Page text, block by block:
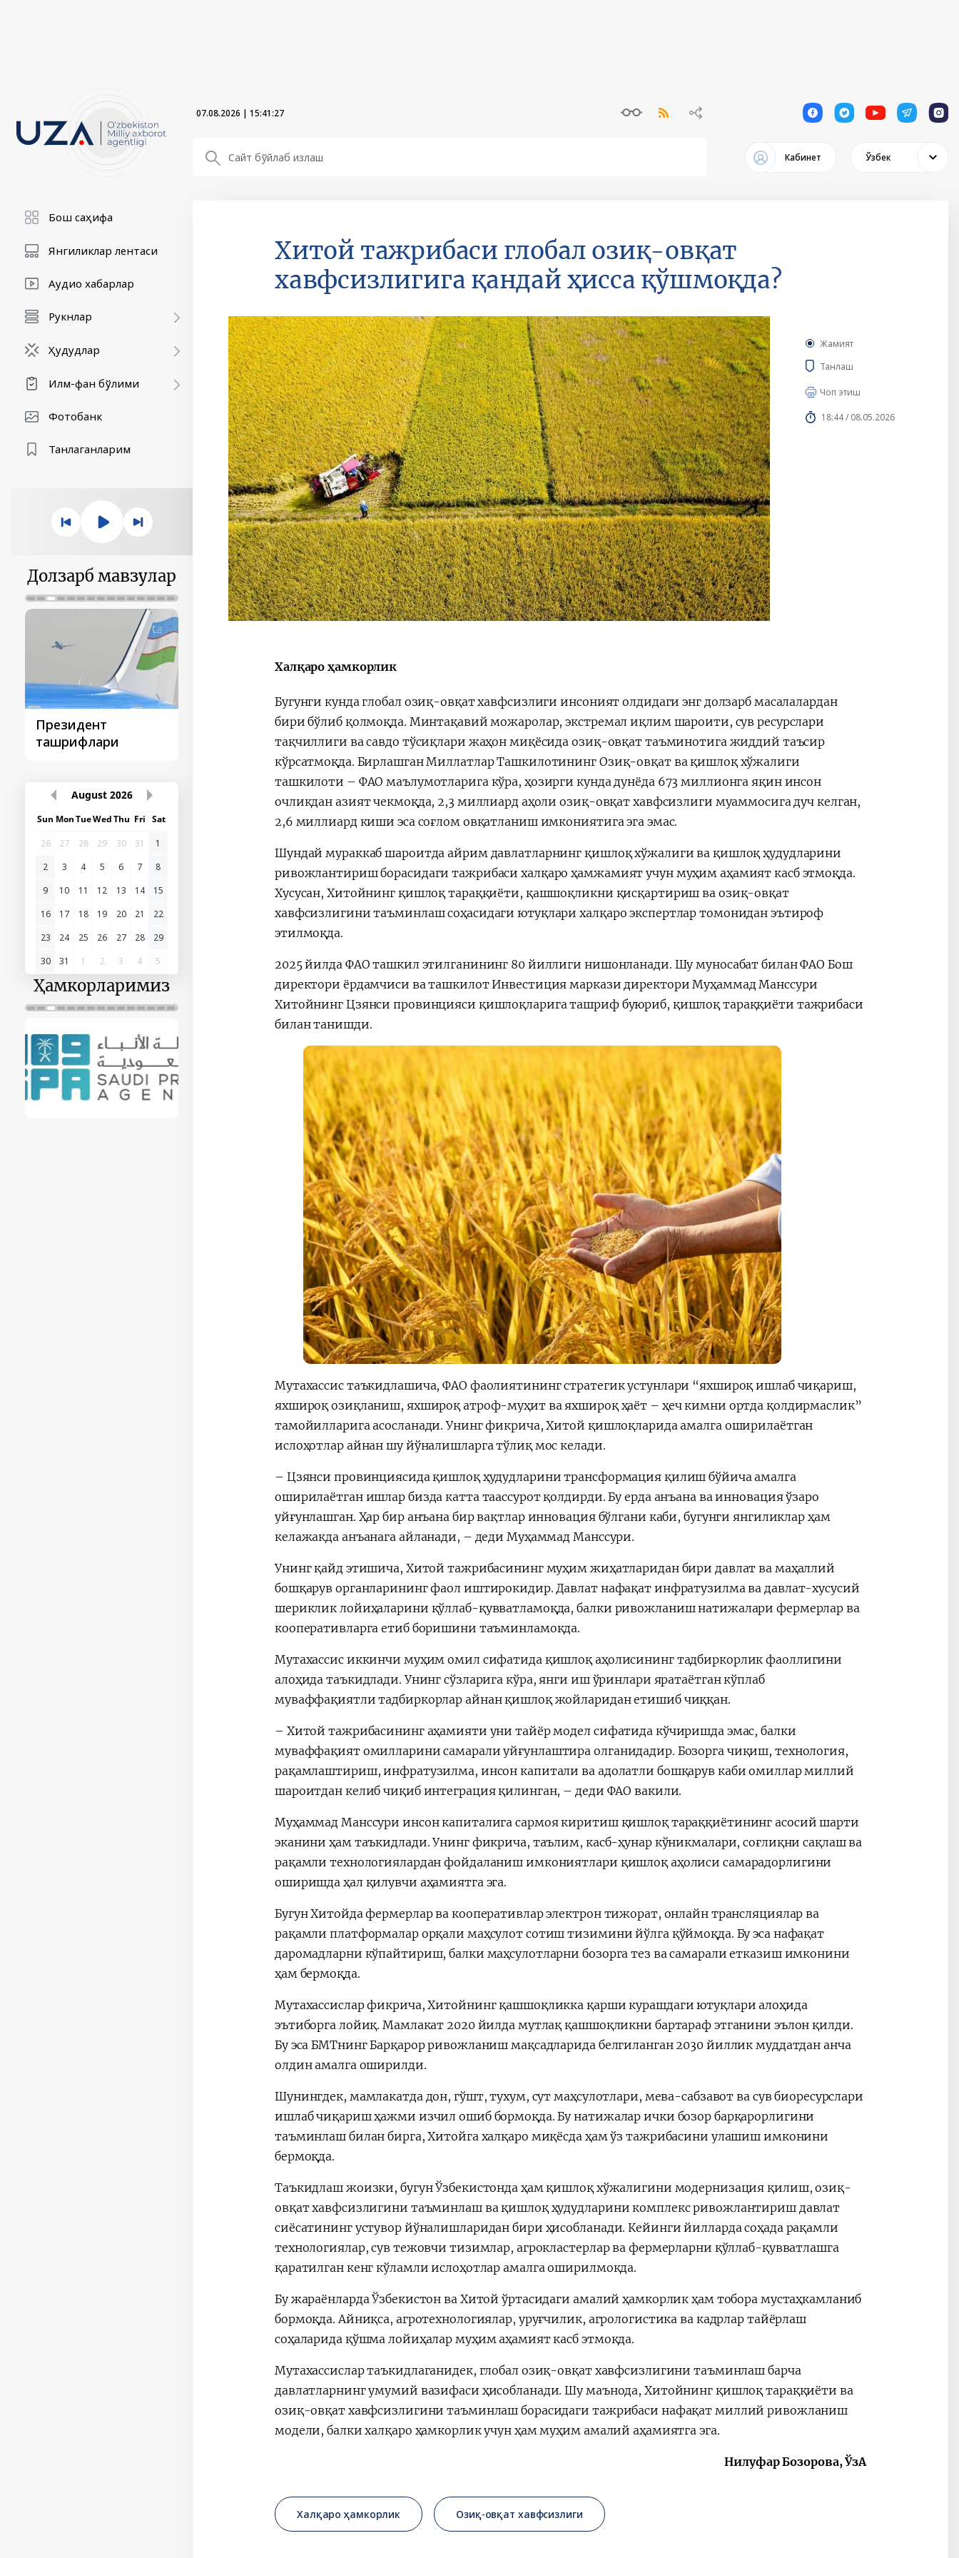
07.08.2026 | 15:41:28 1 1 1 1 1
Кабинет Ўзбек
Бош саҳифа
Янгиликлар лентаси
Аудио хабарлар
Рукнлар
Ҳудудлар
Илм-фан бўлими
Фотобанк
Танлаганларим
Долзарб мавзулар
Президент
ташрифлари
Қарор ва ижро
“Ўзбекистон – 2030”
стратегияси
Президент Шавкат
Мирзиёев
раислигида
ўтказилган
видеоселектор
йиғилишлари
2026 йил –
Маҳаллани
ривожлантириш ва
жамиятни
юксалтириш йили
August 2026
Sun MonTueWedThu Fri Sat
26
27 28 29 30 31
1
2
3 4 5 6 7
8
9
10 11 12 13 14
15
16
17 18 19 20 21
22
23
24 25 26 27 28
29
30
31 1 2 3 4 5
Ҳамкорларимиз
Хитой тажрибаси глобал озиқ-овқат
хавфсизлигига қандай ҳисса қўшмоқда?
Жамият
Танлаш
Чоп этиш
18:44 / 08.05.2026
Халқаро ҳамкорлик
Бугунги кунда глобал озиқ-овқат хавфсизлиги инсоният олдидаги энг долзарб масалалардан
бири бўлиб қолмоқда. Минтақавий можаролар, экстремал иқлим шароити, сув ресурслари
тақчиллиги ва савдо тўсиқлари жаҳон миқёсида озиқ-овқат таъминотига жиддий таъсир
кўрсатмоқда. Бирлашган Миллатлар Ташкилотининг Озиқ-овқат ва қишлоқ хўжалиги
ташкилоти – ФАО маълумотларига кўра, ҳозирги кунда дунёда 673 миллионга яқин инсон
очликдан азият чекмоқда, 2,3 миллиард аҳоли озиқ-овқат хавфсизлиги муаммосига дуч келган,
2,6 миллиард киши эса соғлом овқатланиш имкониятига эга эмас.
Шундай мураккаб шароитда айрим давлатларнинг қишлоқ хўжалиги ва қишлоқ ҳудудларини
ривожлантириш борасидаги тажрибаси халқаро ҳамжамият учун муҳим аҳамият касб этмоқда.
Хусусан, Хитойнинг қишлоқ тараққиёти, қашшоқликни қисқартириш ва озиқ-овқат
хавфсизлигини таъминлаш соҳасидаги ютуқлари халқаро экспертлар томонидан эътироф
этилмоқда.
2025 йилда ФАО ташкил этилганининг 80 йиллиги нишонланади. Шу муносабат билан ФАО Бош
директори ёрдамчиси ва ташкилот Инвестиция маркази директори Муҳаммад Манссури
Хитойнинг Цзянси провинцияси қишлоқларига ташриф буюриб, қишлоқ тараққиёти тажрибаси
билан танишди.
Мутахассис таъкидлашича, ФАО фаолиятининг стратегик устунлари “яхшироқ ишлаб чиқариш,
яхшироқ озиқланиш, яхшироқ атроф-муҳит ва яхшироқ ҳаёт – ҳеч кимни ортда қолдирмаслик”
тамойилларига асосланади. Унинг фикрича, Хитой қишлоқларида амалга оширилаётган
ислоҳотлар айнан шу йўналишларга тўлиқ мос келади.
– Цзянси провинциясида қишлоқ ҳудудларини трансформация қилиш бўйича амалга
оширилаётган ишлар бизда катта таассурот қолдирди. Бу ерда анъана ва инновация ўзаро
уйғунлашган. Ҳар бир анъана бир вақтлар инновация бўлгани каби, бугунги янгиликлар ҳам
келажакда анъанага айланади, – деди Муҳаммад Манссури.
Унинг қайд этишича, Хитой тажрибасининг муҳим жиҳатларидан бири давлат ва маҳаллий
бошқарув органларининг фаол иштирокидир. Давлат нафақат инфратузилма ва давлат-хусусий
шериклик лойиҳаларини қўллаб-қувватламоқда, балки ривожланиш натижалари фермерлар ва
кооперативларга етиб боришини таъминламоқда.
Мутахассис иккинчи муҳим омил сифатида қишлоқ аҳолисининг тадбиркорлик фаоллигини
алоҳида таъкидлади. Унинг сўзларига кўра, янги иш ўринлари яратаётган кўплаб
муваффақиятли тадбиркорлар айнан қишлоқ жойларидан етишиб чиққан.
– Хитой тажрибасининг аҳамияти уни тайёр модел сифатида кўчиришда эмас, балки
муваффақият омилларини самарали уйғунлаштира олганидадир. Бозорга чиқиш, технология,
рақамлаштириш, инфратузилма, инсон капитали ва адолатли бошқарув каби омиллар миллий
шароитдан келиб чиқиб интеграция қилинган, – деди ФАО вакили.
Муҳаммад Манссури инсон капиталига сармоя киритиш қишлоқ тараққиётининг асосий шарти
эканини ҳам таъкидлади. Унинг фикрича, таълим, касб-ҳунар кўникмалари, соғлиқни сақлаш ва
рақамли технологиялардан фойдаланиш имкониятлари қишлоқ аҳолиси самарадорлигини
оширишда ҳал қилувчи аҳамиятга эга.
Бугун Хитойда фермерлар ва кооперативлар электрон тижорат, онлайн трансляциялар ва
рақамли платформалар орқали маҳсулот сотиш тизимини йўлга қўймоқда. Бу эса нафақат
даромадларни кўпайтириш, балки маҳсулотларни бозорга тез ва самарали етказиш имконини
ҳам бермоқда.
Мутахассислар фикрича, Хитойнинг қашшоқликка қарши курашдаги ютуқлари алоҳида
эътиборга лойиқ. Мамлакат 2020 йилда мутлақ қашшоқликни бартараф этганини эълон қилди.
Бу эса БМТнинг Барқарор ривожланиш мақсадларида белгиланган 2030 йиллик муддатдан анча
олдин амалга оширилди.
Шунингдек, мамлакатда дон, гўшт, тухум, сут маҳсулотлари, мева-сабзавот ва сув биоресурслари
ишлаб чиқариш ҳажми изчил ошиб бормоқда. Бу натижалар ички бозор барқарорлигини
таъминлаш билан бирга, Хитойга халқаро миқёсда ҳам ўз тажрибасини улашиш имконини
бермоқда.
Таъкидлаш жоизки, бугун Ўзбекистонда ҳам қишлоқ хўжалигини модернизация қилиш, озиқ-
овқат хавфсизлигини таъминлаш ва қишлоқ ҳудудларини комплекс ривожлантириш давлат
сиёсатининг устувор йўналишларидан бири ҳисобланади. Кейинги йилларда соҳада рақамли
технологиялар, сув тежовчи тизимлар, агрокластерлар ва фермерларни қўллаб-қувватлашга
қаратилган кенг кўламли ислоҳотлар амалга оширилмоқда.
Бу жараёнларда Ўзбекистон ва Хитой ўртасидаги амалий ҳамкорлик ҳам тобора мустаҳкамланиб
бормоқда. Айниқса, агротехнологиялар, уруғчилик, агрологистика ва кадрлар тайёрлаш
соҳаларида қўшма лойиҳалар муҳим аҳамият касб этмоқда.
Мутахассислар таъкидлаганидек, глобал озиқ-овқат хавфсизлигини таъминлаш барча
давлатларнинг умумий вазифаси ҳисобланади. Шу маънода, Хитойнинг қишлоқ тараққиёти ва
озиқ-овқат хавфсизлигини таъминлаш борасидаги тажрибаси нафақат миллий ривожланиш
модели, балки халқаро ҳамкорлик учун ҳам муҳим амалий аҳамиятга эга.
Нилуфар Бозорова, ЎзА
Халқаро ҳамкорлик Озиқ-овқат хавфсизлиги